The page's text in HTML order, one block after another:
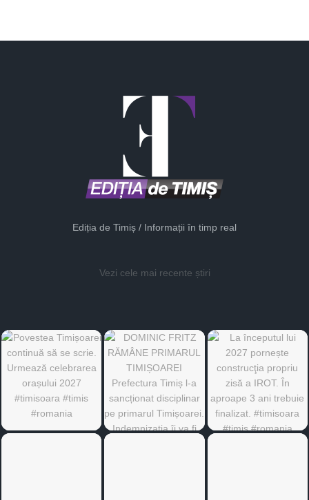
Ediția de Timiș / Informații în timp real
Vezi cele mai recente știri